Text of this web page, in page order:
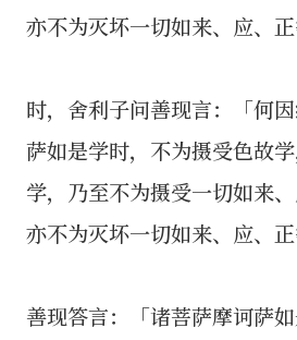
亦不为灭坏一切如来、应、正
时，舍利子问善现言：「何
萨如是学时，不为摄受色故
学，乃至不为摄受一切如来、
亦不为灭坏一切如来、应、正
善现答言：「诸菩萨摩诃萨